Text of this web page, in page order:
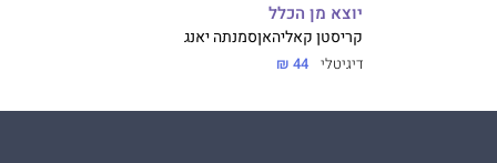
יוצא מן הכלל
קריסטן קאליהאןסמנתה יאנג
דיגיטלי 44 ₪